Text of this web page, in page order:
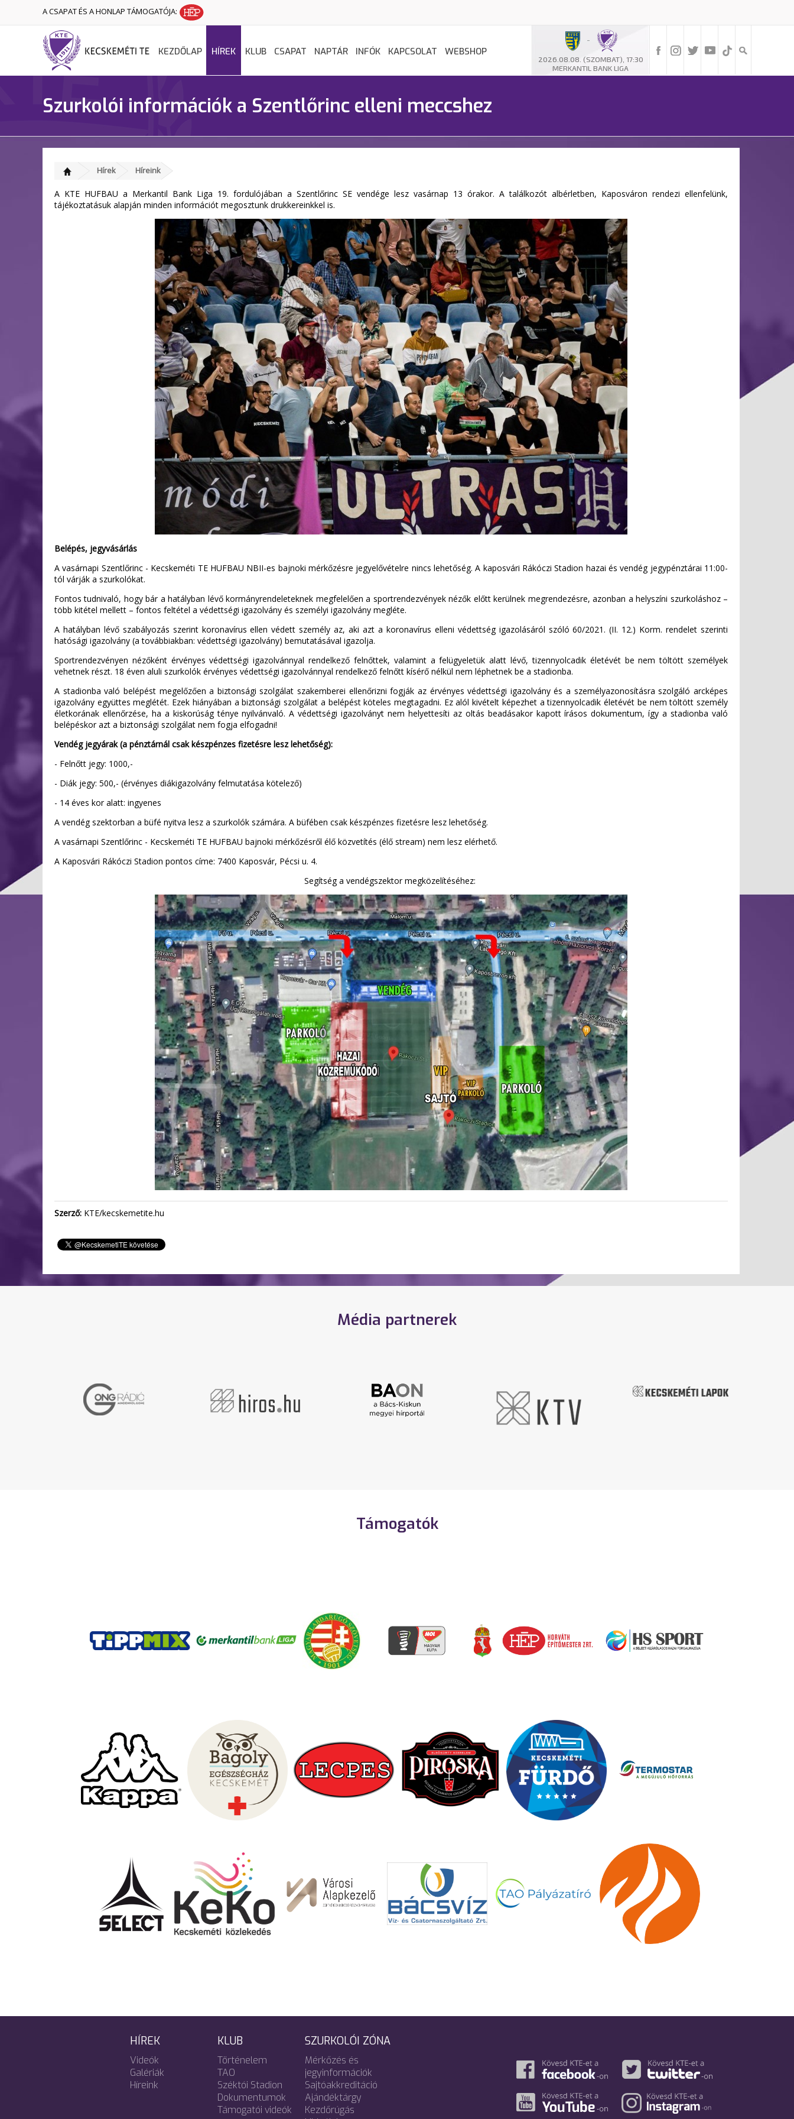
A CSAPAT ÉS A HONLAP TÁMOGATÓJA:
-
2026.08.08. (SZOMBAT), 17:30
MERKANTIL BANK LIGA
KEZDŐLAP HÍREK KLUB CSAPAT NAPTÁR INFÓK KAPCSOLAT WEBSHOP
Szurkolói információk a Szentlőrinc elleni meccshez
Hírek Híreink
A KTE HUFBAU a Merkantil Bank Liga 19. fordulójában a Szentlőrinc SE vendége lesz vasárnap 13 órakor. A találkozót albérletben, Kaposváron rendezi ellenfelünk,
tájékoztatásuk alapján minden információt megosztunk drukkereinkkel is.
Belépés, jegyvásárlás
A vasárnapi Szentlőrinc - Kecskeméti TE HUFBAU NBII-es bajnoki mérkőzésre jegyelővételre nincs lehetőség. A kaposvári Rákóczi Stadion hazai és vendég jegypénztárai 11:00-
tól várják a szurkolókat.
Fontos tudnivaló, hogy bár a hatályban lévő kormányrendeleteknek megfelelően a sportrendezvények nézők előtt kerülnek megrendezésre, azonban a helyszíni szurkoláshoz –
több kitétel mellett – fontos feltétel a védettségi igazolvány és személyi igazolvány megléte.
A hatályban lévő szabályozás szerint koronavírus ellen védett személy az, aki azt a koronavírus elleni védettség igazolásáról szóló 60/2021. (II. 12.) Korm. rendelet szerinti
hatósági igazolvány (a továbbiakban: védettségi igazolvány) bemutatásával igazolja.
Sportrendezvényen nézőként érvényes védettségi igazolvánnyal rendelkező felnőttek, valamint a felügyeletük alatt lévő, tizennyolcadik életévét be nem töltött személyek
vehetnek részt. 18 éven aluli szurkolók érvényes védettségi igazolvánnyal rendelkező felnőtt kísérő nélkül nem léphetnek be a stadionba.
A stadionba való belépést megelőzően a biztonsági szolgálat szakemberei ellenőrizni fogják az érvényes védettségi igazolvány és a személyazonosításra szolgáló arcképes
igazolvány együttes meglétét. Ezek hiányában a biztonsági szolgálat a belépést köteles megtagadni. Ez alól kivételt képezhet a tizennyolcadik életévét be nem töltött személy
életkorának ellenőrzése, ha a kiskorúság ténye nyilvánvaló. A védettségi igazolványt nem helyettesíti az oltás beadásakor kapott írásos dokumentum, így a stadionba való
belépéskor azt a biztonsági szolgálat nem fogja elfogadni!
Vendég jegyárak (a pénztárnál csak készpénzes fizetésre lesz lehetőség):
- Felnőtt jegy: 1000,-
- Diák jegy: 500,- (érvényes diákigazolvány felmutatása kötelező)
- 14 éves kor alatt: ingyenes
A vendég szektorban a büfé nyitva lesz a szurkolók számára. A büfében csak készpénzes fizetésre lesz lehetőség.
A vasárnapi Szentlőrinc - Kecskeméti TE HUFBAU bajnoki mérkőzésről élő közvetítés (élő stream) nem lesz elérhető.
A Kaposvári Rákóczi Stadion pontos címe: 7400 Kaposvár, Pécsi u. 4.
Segítség a vendégszektor megközelítéséhez:
Szerző: KTE/kecskemetite.hu
Média partnerek
Támogatók
HÍREK
Videók
Galériák
Híreink
KLUB
Történelem
TAO
Széktói Stadion
Dokumentumok
Támogatói videók
SZURKOLÓI ZÓNA
Mérkőzés és
jegyinformációk
Sajtóakkreditáció
Ajándéktárgy
Kezdőrúgás